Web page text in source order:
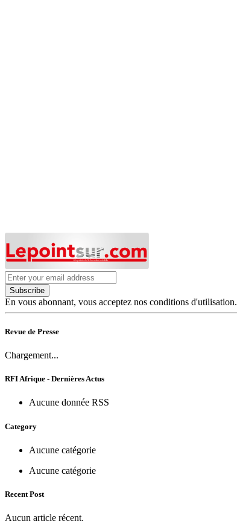
Subscribe
En vous abonnant, vous acceptez nos conditions d'utilisation.
Revue de Presse
Chargement...
RFI Afrique - Dernières Actus
Aucune donnée RSS
Category
Aucune catégorie
Aucune catégorie
Recent Post
Aucun article récent.